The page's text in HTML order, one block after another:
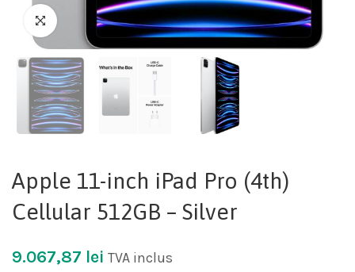
Apple 11-inch iPad Pro (4th)
Cellular 512GB – Silver
9.067,87 lei TVA inclus